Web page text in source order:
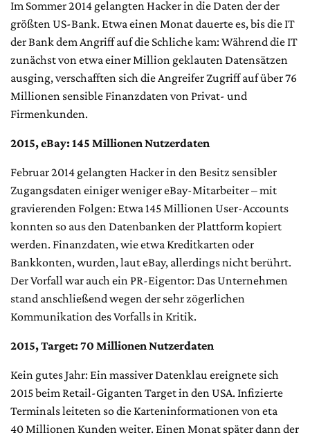
Im Sommer 2014 gelangten Hacker in die Daten der der
größten US-Bank. Etwa einen Monat dauerte es, bis die IT
der Bank dem Angriff auf die Schliche kam: Während die IT
zunächst von etwa einer Million geklauten Datensätzen
ausging, verschafften sich die Angreifer Zugriff auf über 76
Millionen sensible Finanzdaten von Privat- und
Firmenkunden.
2015, eBay: 145 Millionen Nutzerdaten
Februar 2014 gelangten Hacker in den Besitz sensibler
Zugangsdaten einiger weniger eBay-Mitarbeiter – mit
gravierenden Folgen: Etwa 145 Millionen User-Accounts
konnten so aus den Datenbanken der Plattform kopiert
werden. Finanzdaten, wie etwa Kreditkarten oder
Bankkonten, wurden, laut eBay, allerdings nicht berührt.
Der Vorfall war auch ein PR-Eigentor: Das Unternehmen
stand anschließend wegen der sehr zögerlichen
Kommunikation des Vorfalls in Kritik.
2015, Target: 70 Millionen Nutzerdaten
Kein gutes Jahr: Ein massiver Datenklau ereignete sich
2015 beim Retail-Giganten Target in den USA. Infizierte
Terminals leiteten so die Karteninformationen von eta
40 Millionen Kunden weiter. Einen Monat später dann der